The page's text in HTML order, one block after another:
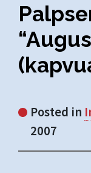
Posted in
2007